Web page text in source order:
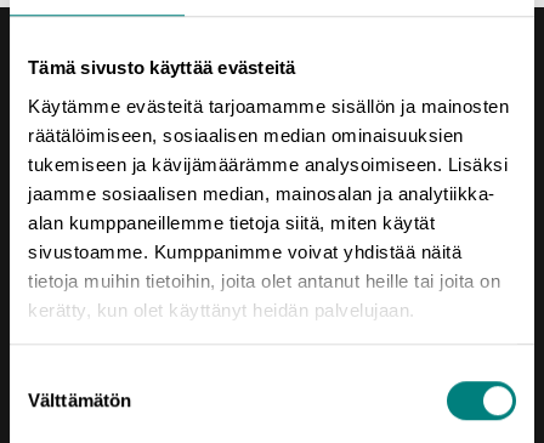
Tämä sivusto käyttää evästeitä
Käytämme evästeitä tarjoamamme sisällön ja mainosten
räätälöimiseen, sosiaalisen median ominaisuuksien
tukemiseen ja kävijämäärämme analysoimiseen. Lisäksi
jaamme sosiaalisen median, mainosalan ja analytiikka-
alan kumppaneillemme tietoja siitä, miten käytät
sivustoamme. Kumppanimme voivat yhdistää näitä
tietoja muihin tietoihin, joita olet antanut heille tai joita on
kerätty, kun olet käyttänyt heidän palvelujaan.
valinta
Välttämätön
Yhteystiedot
Porin Leijona
Yrjönkatu 6
28100 Pori
Vaihde (02) 620 5300